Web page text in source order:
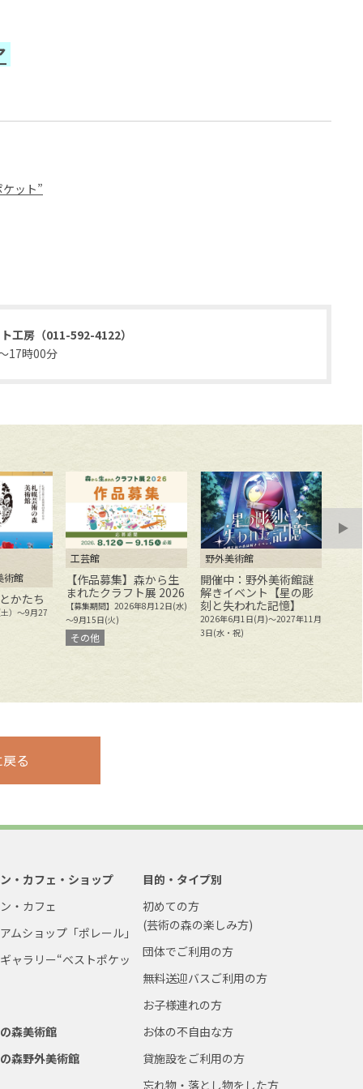
ット”
工房（011-592-4122）
17時00分
術館
かたち
）～9月27
工芸館
【作品募集】森から生
まれたクラフト展 2026
【募集期間】2026年8月12日(水)
～9月15日(火)
その他
野外美術館
開催中：野外美術館謎
解きイベント【星の彫
刻と失われた記憶】
2026年6月1日(月)～2027年11月
3日(水・祝)
る
・カフェ・ショップ
・カフェ
ムショップ「ポレール」
ャラリー“ベストポケッ
森美術館
森野外美術館
目的・タイプ別
初めての方
(芸術の森の楽しみ方)
団体でご利用の方
無料送迎バスご利用の方
お子様連れの方
お体の不自由な方
貸施設をご利用の方
忘れ物・落とし物をした方